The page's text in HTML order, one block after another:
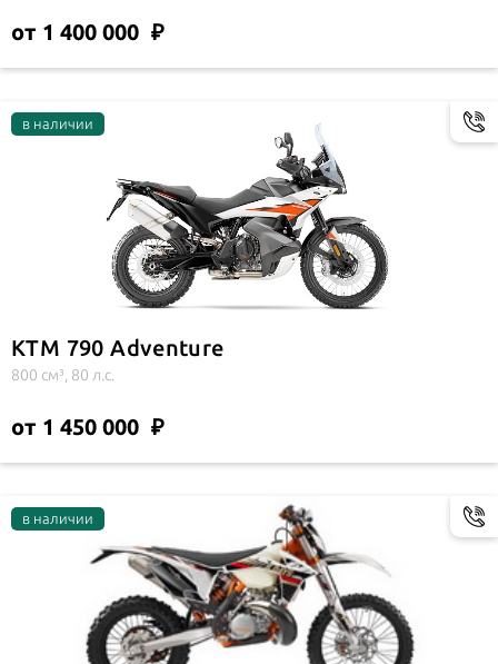
от 1 400 000
KTM 790 Adventure
800 см³, 80 л.с.
от 1 450 000